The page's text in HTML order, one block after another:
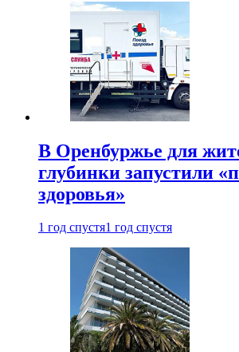
В Оренбуржье для
глубинки запустили
здоровья»
1 год спустя1 год спустя